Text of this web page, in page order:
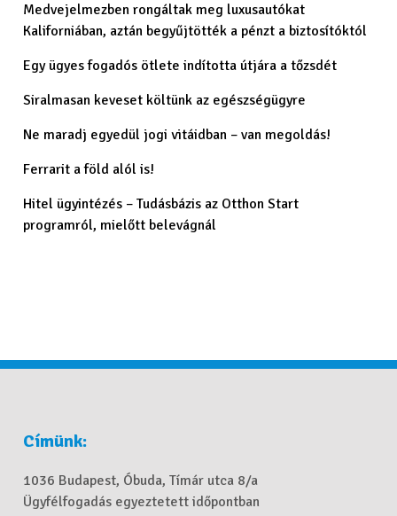
Medvejelmezben rongáltak meg luxusautókat
Kaliforniában, aztán begyűjtötték a pénzt a biztosítóktól
Egy ügyes fogadós ötlete indította útjára a tőzsdét
Siralmasan keveset költünk az egészségügyre
Ne maradj egyedül jogi vitáidban – van megoldás!
Ferrarit a föld alól is!
Hitel ügyintézés – Tudásbázis az Otthon Start
programról, mielőtt belevágnál
Címünk:
1036 Budapest, Óbuda, Tímár utca 8/a
Ügyfélfogadás egyeztetett időpontban